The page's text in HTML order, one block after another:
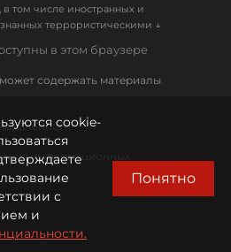
том числе иностранных и
террористическими ↓
в этом браузере
содержать материалы
информационных
cookie-
с
и
Понятно